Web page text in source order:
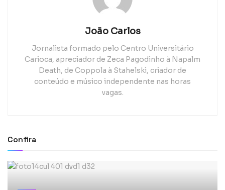
João Carlos
Jornalista formado pelo Centro Universitário
Carioca, apreciador de Zeca Pagodinho à Napalm
Death, de Coppola à Stahelski, criador de
conteúdo e músico independente nas horas
vagas.
Confira